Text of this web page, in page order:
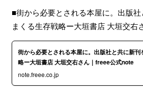
■街から必要とされる本屋に。出版
まくる生存戦略ー大垣書店 大垣交右
街から必要とされる本屋に。出版社と共に新
略ー大垣書店 大垣交右さん｜freee公式note
note.freee.co.jp